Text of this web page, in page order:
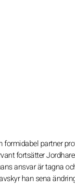
formidabel partner
fortsätter
ansvar är tagna
han sena